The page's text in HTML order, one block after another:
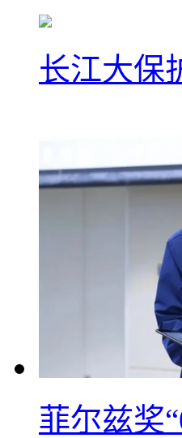
长江大保
菲尔兹奖